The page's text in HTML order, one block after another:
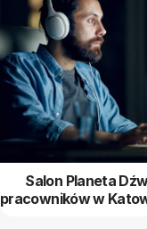
Salon Planeta
pracowników w